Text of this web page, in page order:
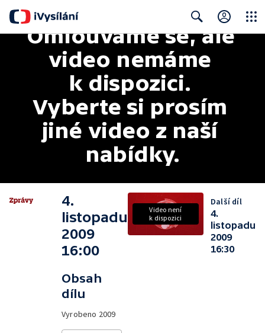
Search
Omlouváme se, ale
video nemáme
k dispozici.
Vyberte si prosím
jiné video z naší
nabídky.
4.
listopadu
2009
16:00
Obsah
dílu
Vyrobeno 2009
Video není
k dispozici
Další díl
4.
listopadu
2009
16:30